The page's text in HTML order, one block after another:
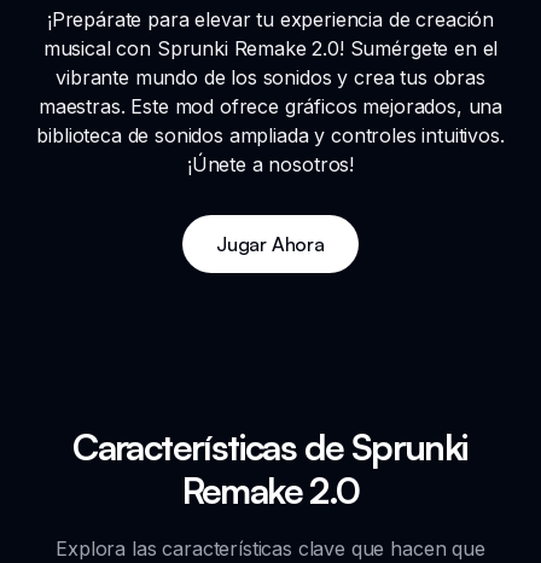
¡Prepárate para elevar tu experiencia de creación
musical con Sprunki Remake 2.0! Sumérgete en el
vibrante mundo de los sonidos y crea tus obras
maestras. Este mod ofrece gráficos mejorados, una
biblioteca de sonidos ampliada y controles intuitivos.
¡Únete a nosotros!
Jugar Ahora
Características de Sprunki
Remake 2.0
Explora las características clave que hacen que